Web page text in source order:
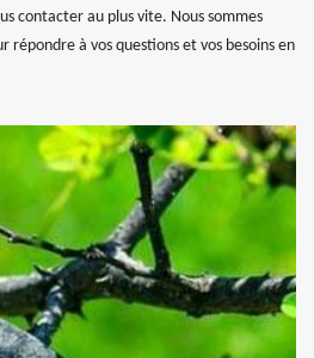
contacter au plus vite. Nous sommes
répondre à vos questions et vos besoins en